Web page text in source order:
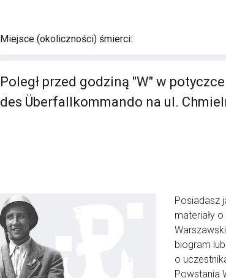
Miejsce (okoliczności) śmierci:
Poległ przed godziną "W" w
des Überfallkommando na ul.
Posiadasz
materiały
biogram
o
Powstania